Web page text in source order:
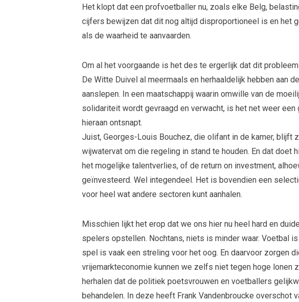
Het klopt dat een profvoetballer nu, zoals elke Belg,
cijfers bewijzen dat dit nog altijd disproportioneel is en het
als de waarheid te aanvaarden.
Om al het voorgaande is het des te ergerlijk dat dit
De Witte Duivel al meermaals en herhaaldelijk hebben aan
aanslepen. In een maatschappij waarin omwille van de
solidariteit wordt gevraagd en verwacht, is het net weer
hieraan ontsnapt.
Juist, Georges-Louis Bouchez, die olifant in de kamer, blijft
wijwatervat om die regeling in stand te houden. En dat doet
het mogelijke talentverlies, of de return on investment,
geïnvesteerd. Wel integendeel. Het is bovendien een
voor heel wat andere sectoren kunt aanhalen.
Misschien lijkt het erop dat we ons hier nu heel hard en
spelers opstellen. Nochtans, niets is minder waar. Voetbal
spel is vaak een streling voor het oog. En daarvoor zorgen
vrijemarkteconomie kunnen we zelfs niet tegen hoge lonen
herhalen dat de politiek poetsvrouwen en voetballers
behandelen. In deze heeft Frank Vandenbroucke overschot